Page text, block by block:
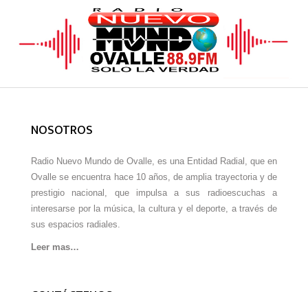
NOSOTROS
Radio Nuevo Mundo de Ovalle, es una Entidad Radial, que en
Ovalle se encuentra hace 10 años, de amplia trayectoria y de
prestigio nacional, que impulsa a sus radioescuchas a
interesarse por la música, la cultura y el deporte, a través de
sus espacios radiales.
Leer mas…